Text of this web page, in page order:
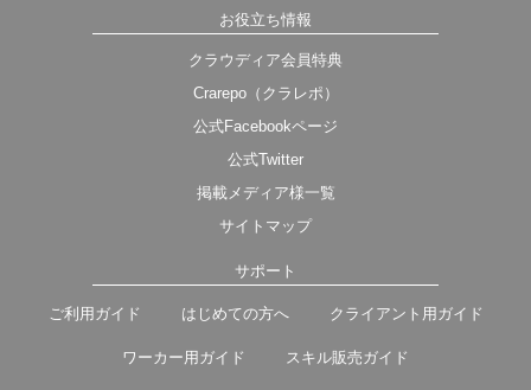
お役立ち情報
クラウディア会員特典
Crarepo（クラレポ）
公式Facebookページ
公式Twitter
掲載メディア様一覧
サイトマップ
サポート
ご利用ガイド はじめての方へ クライアント用ガイド
ワーカー用ガイド スキル販売ガイド